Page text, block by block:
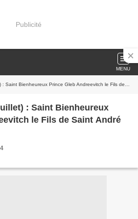
Publicité
MENU
Prince Gleb Andreevitch le Fils de Saint André Bogoliubsky
: Saint Bienheureux
le Fils de Saint André